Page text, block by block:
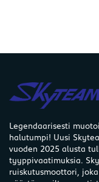
Legendaarisesti
halutumpi! Uusi
vuoden 2025 alusta
tyyppivaatimuksia.
ruiskutusmoottori,